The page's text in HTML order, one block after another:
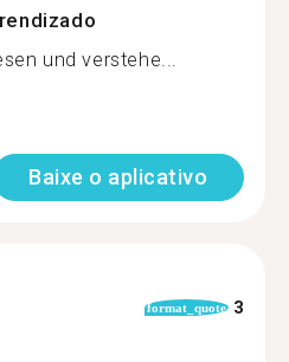
und verstehe...
Baixe o aplicativo
format_quote 3